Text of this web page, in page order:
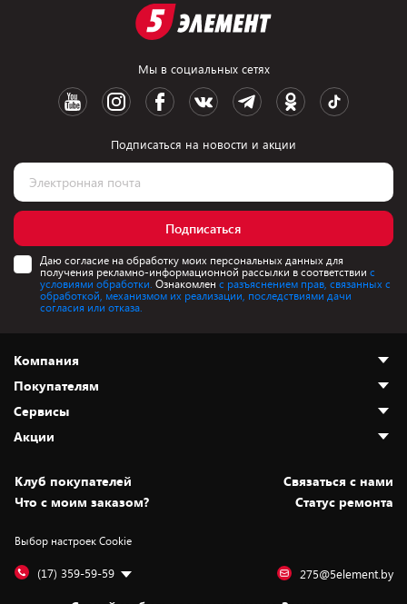
Мы в социальных сетях
Подписаться на новости и акции
Подписаться
Даю согласие на обработку моих персональных данных для
получения рекламно-информационной рассылки в соответствии с
условиями обработки. Ознакомлен с разъяснением прав, связанных с
обработкой, механизмом их реализации, последствиями дачи
согласия или отказа.
Компания
О нас
Адреса магазинов
Новости
Статьи и обзоры
Вакансии
Дай пять добру!
Покупателям
Как сделать заказ
Оплата и доставка
Безналичный расчёт
Обмен и возврат товара
Обработка персональных данных
Подарочные карты
Сервисы
Установка техники
Для игровых консолей
Для мобильных устройств
Для компьютеров
Акции
Скидки и промокоды
Белорусские товары
Бонусы
Оплата частями
Клуб покупателей
Cвязаться с нами
Что с моим заказом?
Статус ремонта
Выбор настроек Cookie
(17) 359-59-59 275@5element.by